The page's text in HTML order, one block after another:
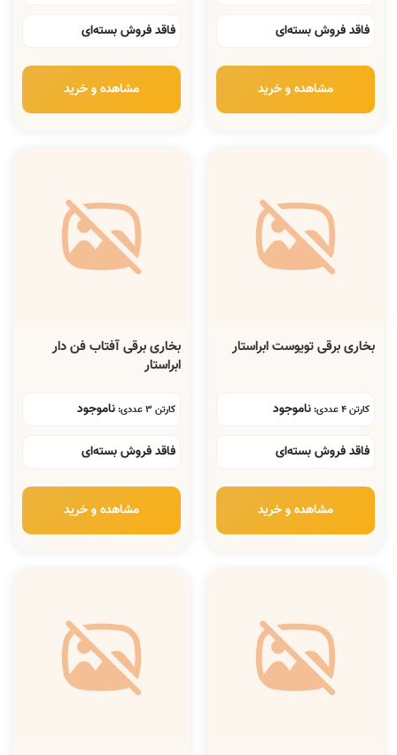
فاقد فروش بسته‌ای
مشاهده و خرید
فاقد فروش بسته‌ای
مشاهده و خرید
بخاری برقی تویوست ابراستار
کارتن 4 عددی: ناموجود
فاقد فروش بسته‌ای
مشاهده و خرید
بخاری برقی آفتاب فن دار
ابراستار
کارتن 3 عددی: ناموجود
فاقد فروش بسته‌ای
مشاهده و خرید